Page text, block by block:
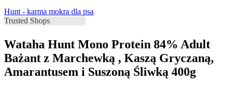
Hunt - karma mokra dla psa
Wataha Hunt Mono Protein 84% Adult
Bażant z Marchewką , Kaszą Gryczaną,
Amarantusem i Suszoną Śliwką 400g